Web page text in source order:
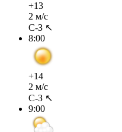
+13
2 м/с
С-З ↖
8:00
+14
2 м/с
С-З ↖
9:00